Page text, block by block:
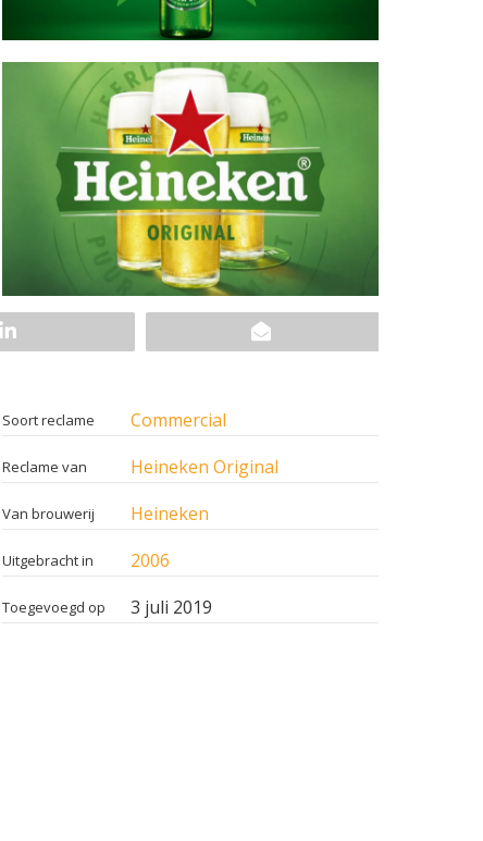
Soort reclame Commercial
Reclame van Heineken Original
Van brouwerij Heineken
Uitgebracht in 2006
Toegevoegd op 3 juli 2019